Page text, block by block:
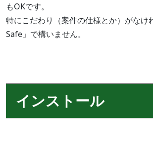
もOKです。
特にこだわり（案件の仕様とか）がなけ
Safe」で構いません。
インストール